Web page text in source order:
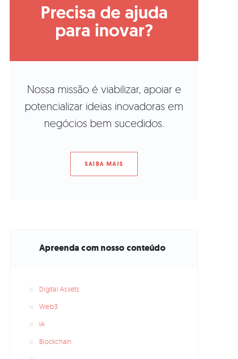
Precisa de ajuda
para inovar?
Nossa missão é viabilizar, apoiar e
potencializar ideias inovadoras em
negócios bem sucedidos.
SAIBA MAIS
Apreenda com nosso conteúdo
Digital Assets
Web3
IA
Blockchain